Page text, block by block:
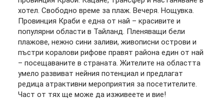
хотел. Свободно време за плаж. Вечеря. Нощувка.
Провинция Краби е една от най – красивите и
популярни области в Тайланд. Пленяващи бели
плажове, нежно сини заливи, живописни острови и
пъстри коралови рифове правят района един от най
– посещаваните в страната. Жителите на областта
умело развиват нейния потенциал и предлагат
редица атрактивни мероприятия за посетителите.
Част от тях ще може да изживеете и вие!